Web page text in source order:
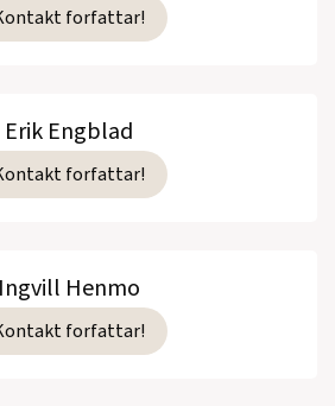
forfattar!
Erik Engblad
forfattar!
Ingvill Henmo
forfattar!